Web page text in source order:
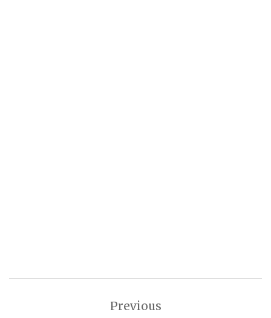
Previous